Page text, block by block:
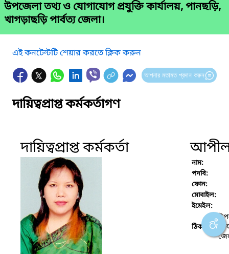
উপজেলা তথ্য ও যোগাযোগ প্রযুক্তি কার্যালয়, পানছড়ি,
খাগড়াছড়ি পার্বত্য জেলা।
এই কনটেন্টটি শেয়ার করতে ক্লিক করুন
আপনার মতামত প্রদান করুন
দায়িত্বপ্রাপ্ত কর্মকর্তাগণ
দায়িত্বপ্রাপ্ত কর্মকর্তা আপীল
নাম:
পদবি:
ফোন:
মোবাইল:
ইমেইল:
ঠিকানা :